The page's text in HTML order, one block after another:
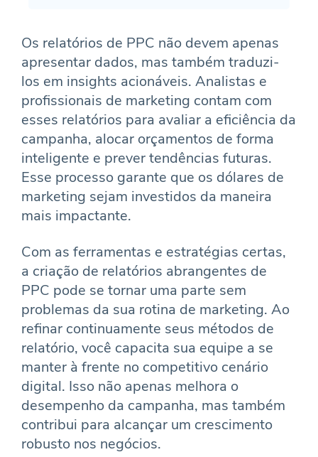
Os relatórios de PPC não devem apenas
apresentar dados, mas também traduzi-
los em insights acionáveis. Analistas e
profissionais de marketing contam com
esses relatórios para avaliar a eficiência da
campanha, alocar orçamentos de forma
inteligente e prever tendências futuras.
Esse processo garante que os dólares de
marketing sejam investidos da maneira
mais impactante.
Com as ferramentas e estratégias certas,
a criação de relatórios abrangentes de
PPC pode se tornar uma parte sem
problemas da sua rotina de marketing. Ao
refinar continuamente seus métodos de
relatório, você capacita sua equipe a se
manter à frente no competitivo cenário
digital. Isso não apenas melhora o
desempenho da campanha, mas também
contribui para alcançar um crescimento
robusto nos negócios.